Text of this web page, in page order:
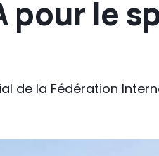
pour le
de la Fédération